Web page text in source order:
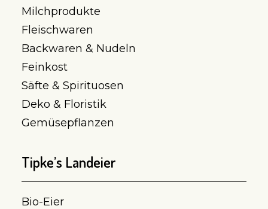
Milchprodukte
Fleischwaren
Backwaren & Nudeln
Feinkost
Säfte & Spirituosen
Deko & Floristik
Gemüsepflanzen
Tipke’s Landeier
Bio-Eier